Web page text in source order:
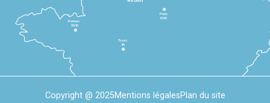
Rennes
2h30
Tours
3h
Paris
1h30
Copyright @ 2025Mentions légalesPlan du site